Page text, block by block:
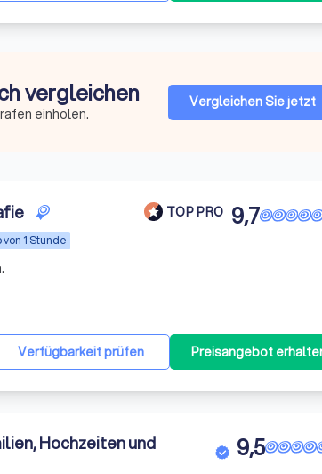
vergleichen
einholen.
Vergleichen Sie jetzt
TOP PRO
1 Stunde
9,7
Verfügbarkeit prüfen Preisangebot
Hochzeiten und
9,5